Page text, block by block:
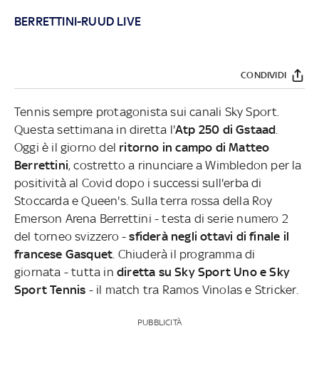
BERRETTINI-RUUD LIVE
CONDIVIDI
Tennis sempre protagonista sui canali Sky Sport.
Questa settimana in diretta l'Atp 250 di Gstaad
Oggi è il giorno del ritorno in campo di Matteo
Berrettini, costretto a rinunciare a Wimbledon per la
positività al Covid dopo i successi sull'erba di
Stoccarda e Queen's. Sulla terra rossa della Roy
Emerson Arena Berrettini - testa di serie numero 2
del torneo svizzero -sfiderà negli ottavi di finale il
francese Gasquet . Chiuderà il programma di
giornata - tutta in diretta su Sky Sport Uno e Sky
Sport Tennis - il match tra Ramos Vinolas e Stricker.
PUBBLICITÀ